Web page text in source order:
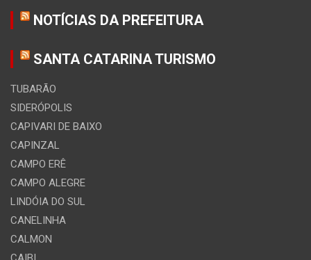
NOTÍCIAS DA PREFEITURA
SANTA CATARINA TURISMO
TUBARÃO
SIDERÓPOLIS
CAPIVARI DE BAIXO
CAPINZAL
CAMPO ERÊ
CAMPO ALEGRE
LINDÓIA DO SUL
CANELINHA
CALMON